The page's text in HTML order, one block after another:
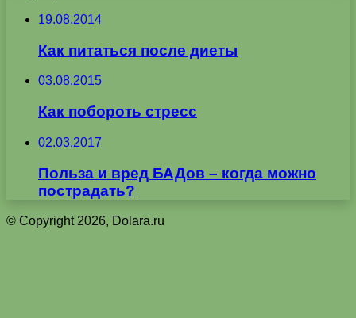
19.08.2014
Как питаться после диеты
03.08.2015
Как побороть стресс
02.03.2017
Польза и вред БАДов – когда можно
пострадать?
© Copyright 2026, Dolara.ru